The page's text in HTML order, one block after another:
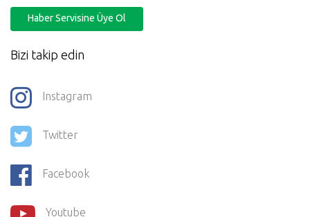
Haber Servisine Üye Ol
Bizi takip edin
Instagram
Twitter
Facebook
Youtube